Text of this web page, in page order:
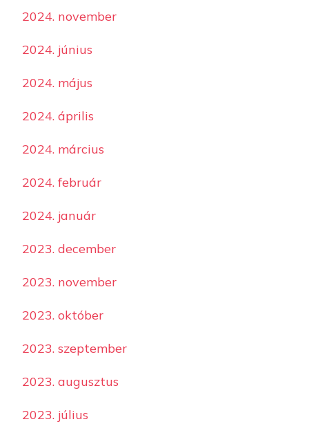
2024. november
2024. június
2024. május
2024. április
2024. március
2024. február
2024. január
2023. december
2023. november
2023. október
2023. szeptember
2023. augusztus
2023. július